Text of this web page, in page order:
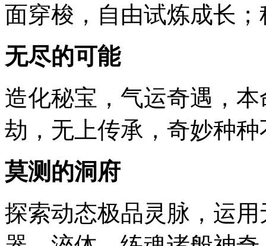
面穿梭，自由试炼成长
无尽的可能
造化秘宝，气运奇遇，
劫，无上传承，奇妙种
莫测的洞府
探索动态极品灵脉，运